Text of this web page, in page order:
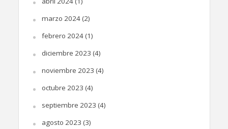
marzo 2024(2)
febrero 2024(1)
diciembre 2023 (4)
noviembre 2023 (4)
octubre 2023 (4)
septiembre 2023 (4)
agosto 2023 (3)